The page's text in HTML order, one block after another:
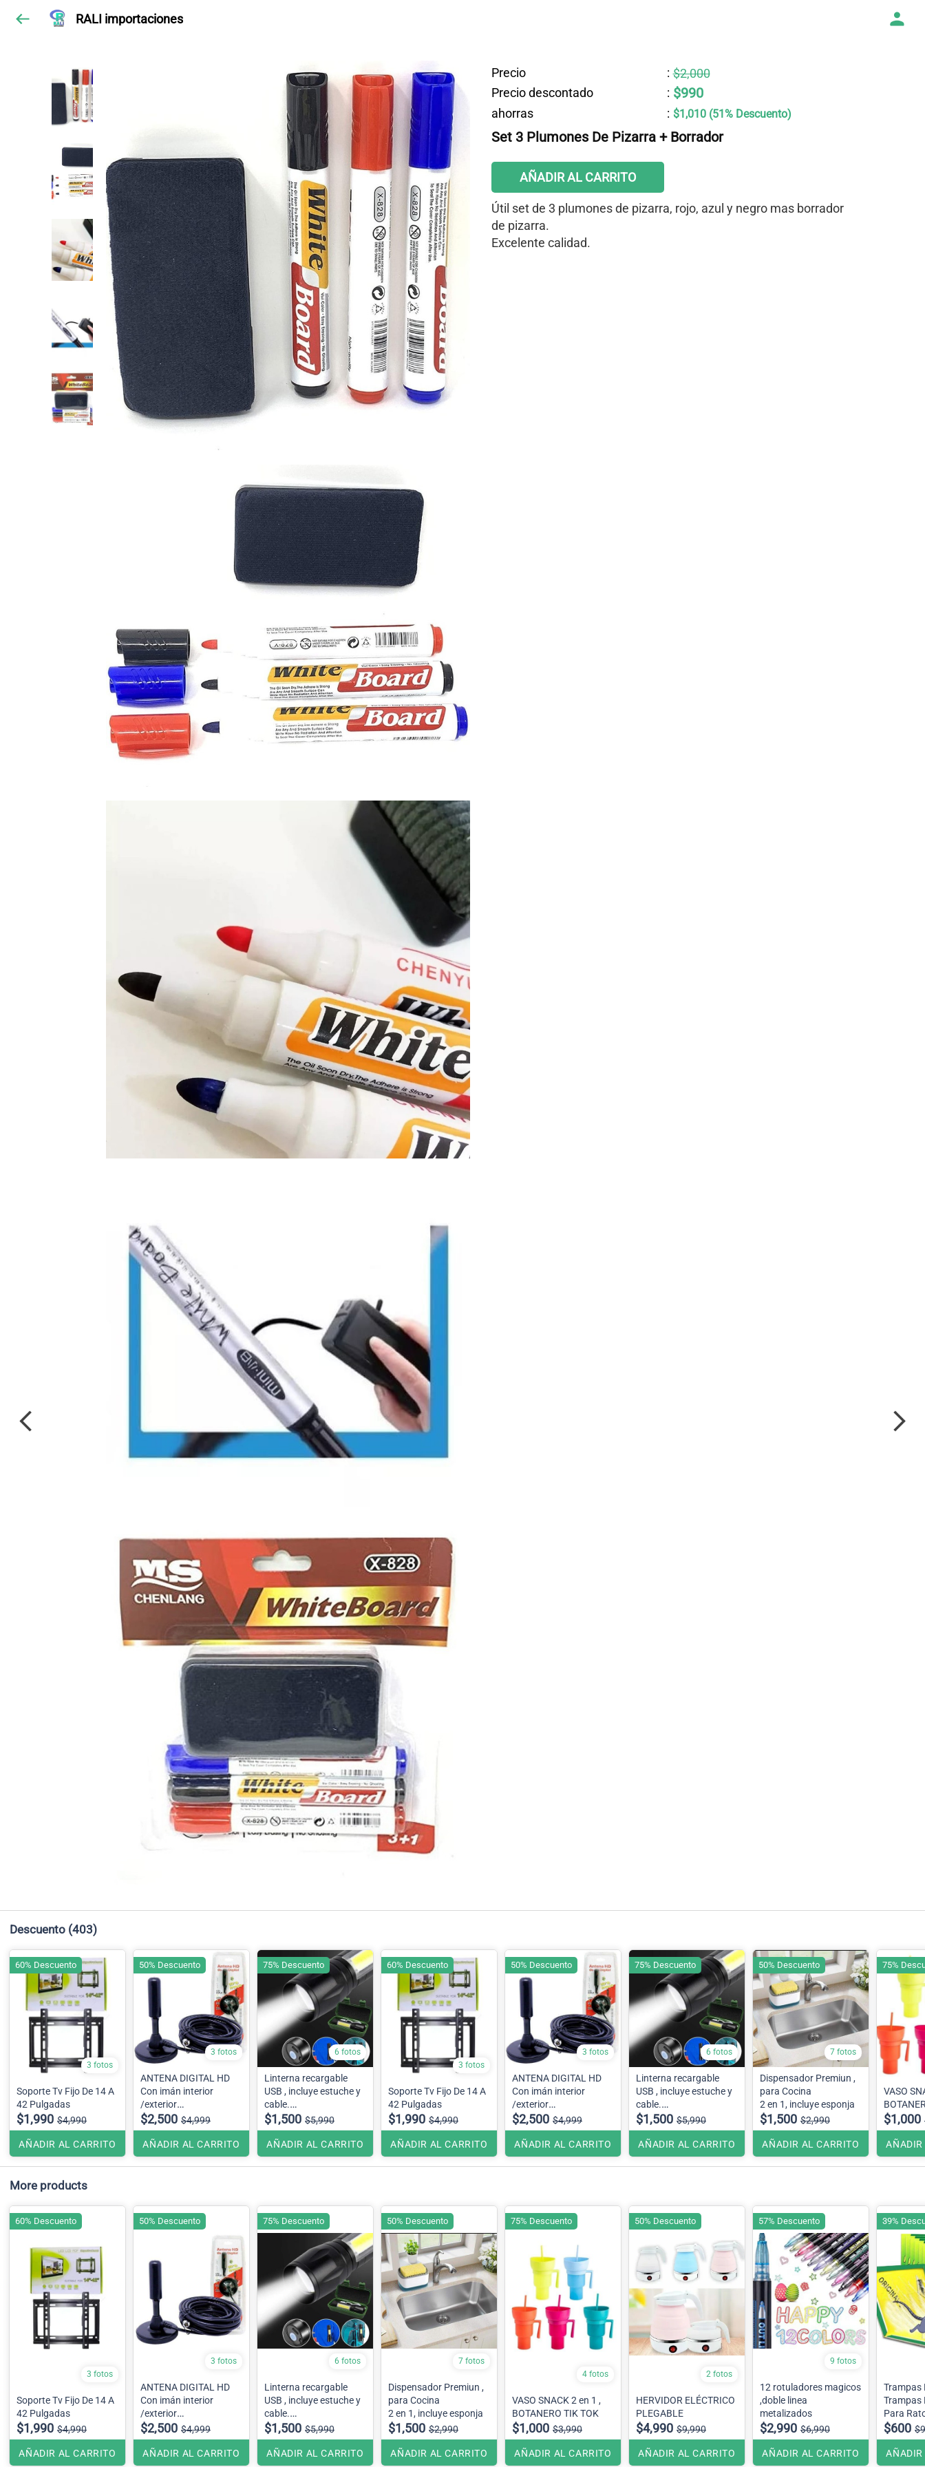
RALI importaciones
Precio : $2,000
Precio descontado
: $990
ahorras : $1,010 (51% Descuento)
Set 3 Plumones De Pizarra + Borrador
AÑADIR AL CARRITO
Útil set de 3 plumones de pizarra, rojo, azul y negro mas borrador
de pizarra.
Excelente calidad.
Descuento (403)
3 fotos
Soporte Tv Fijo De 14 A
42 Pulgadas
$1,990 $4,990
AÑADIR AL CARRITO
60% Descuento
3 fotos
ANTENA DIGITAL HD
Con imán interior
/exterior
5 metros
$2,500 $4,999
AÑADIR AL CARRITO
50% Descuento
6 fotos
Linterna recargable
USB , incluye estuche y
cable.
10cm
$1,500 $5,990
AÑADIR AL CARRITO
75% Descuento
3 fotos
Soporte Tv Fijo De 14 A
42 Pulgadas
$1,990 $4,990
AÑADIR AL CARRITO
60% Descuento
3 fotos
ANTENA DIGITAL HD
Con imán interior
/exterior
5 metros
$2,500 $4,999
AÑADIR AL CARRITO
50% Descuento
6 fotos
Linterna recargable
USB , incluye estuche y
cable.
10cm
$1,500 $5,990
AÑADIR AL CARRITO
75% Descuento
7 fotos
Dispensador Premiun ,
para Cocina
2 en 1, incluye esponja
$1,500 $2,990
AÑADIR AL CARRITO
50% Descuento
VASO SNACK 2 en 1 ,
$1,000
AÑADIR
75%
More products
3 fotos
Soporte Tv Fijo De 14 A
42 Pulgadas
$1,990 $4,990
AÑADIR AL CARRITO
60% Descuento
3 fotos
ANTENA DIGITAL HD
Con imán interior
/exterior
5 metros
$2,500 $4,999
AÑADIR AL CARRITO
50% Descuento
6 fotos
Linterna recargable
USB , incluye estuche y
cable.
10cm
$1,500 $5,990
AÑADIR AL CARRITO
75% Descuento
7 fotos
Dispensador Premiun ,
para Cocina
2 en 1, incluye esponja
$1,500 $2,990
AÑADIR AL CARRITO
50% Descuento
4 fotos
VASO SNACK 2 en 1 ,
BOTANERO TIK TOK
$1,000 $3,990
AÑADIR AL CARRITO
75% Descuento
2 fotos
HERVIDOR ELÉCTRICO
PLEGABLE
$4,990 $9,990
AÑADIR AL CARRITO
50% Descuento
9 fotos
12 rotuladores magicos
,doble linea
metalizados
$2,990 $6,990
AÑADIR AL CARRITO
57% Descuento
Trampas
Trampas
Para
$600
AÑADIR
39%